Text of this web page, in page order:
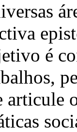
é
articule